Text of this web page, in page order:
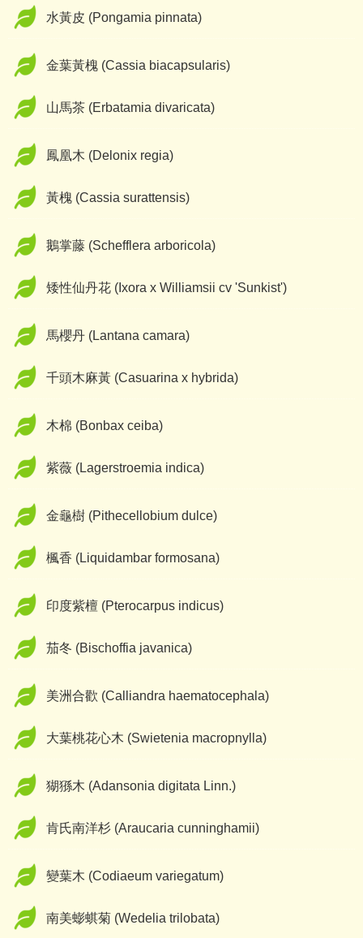
水黃皮 (Pongamia pinnata)
金葉黃槐 (Cassia biacapsularis)
山馬茶 (Erbatamia divaricata)
鳳凰木 (Delonix regia)
黃槐 (Cassia surattensis)
鵝掌藤 (Schefflera arboricola)
矮性仙丹花 (Ixora x Williamsii cv 'Sunkist')
馬櫻丹 (Lantana camara)
千頭木麻黃 (Casuarina x hybrida)
木棉 (Bonbax ceiba)
紫薇 (Lagerstroemia indica)
金龜樹 (Pithecellobium dulce)
楓香 (Liquidambar formosana)
印度紫檀 (Pterocarpus indicus)
茄冬 (Bischoffia javanica)
美洲合歡 (Calliandra haematocephala)
大葉桃花心木 (Swietenia macropnylla)
猢猻木 (Adansonia digitata Linn.)
肯氏南洋杉 (Araucaria cunninghamii)
變葉木 (Codiaeum variegatum)
南美蟛蜞菊 (Wedelia trilobata)